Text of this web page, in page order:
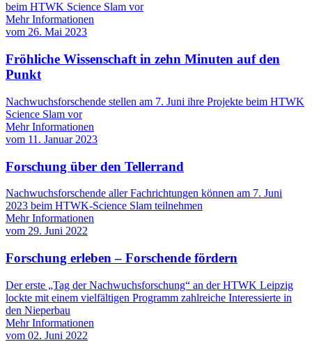
beim HTWK Science Slam vor
Mehr Informationen
vom 26. Mai 2023
Fröhliche Wissenschaft in zehn Minuten auf den
Punkt
Nachwuchsforschende stellen am 7. Juni ihre Projekte beim HTWK
Science Slam vor
Mehr Informationen
vom 11. Januar 2023
Forschung über den Tellerrand
Nachwuchsforschende aller Fachrichtungen können am 7. Juni
2023 beim HTWK-Science Slam teilnehmen
Mehr Informationen
vom 29. Juni 2022
Forschung erleben – Forschende fördern
Der erste „Tag der Nachwuchsforschung“ an der HTWK Leipzig
lockte mit einem vielfältigen Programm zahlreiche Interessierte in
den Nieperbau
Mehr Informationen
vom 02. Juni 2022